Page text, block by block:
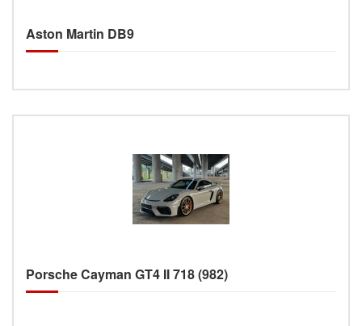
Aston Martin DB9
Porsche Cayman GT4 II 718 (982)